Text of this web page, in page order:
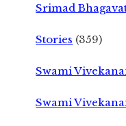
Srimad
Stories (359)
Swami
Swami